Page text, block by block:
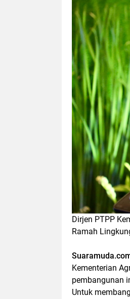
Dirjen PTPP
Ramah
Kementerian
pembangunan
Untuk